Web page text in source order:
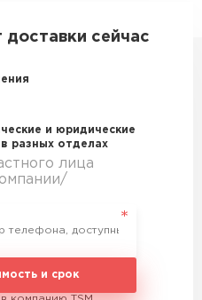
доставки сейчас
и юридические
разных отделах
лица
и срок